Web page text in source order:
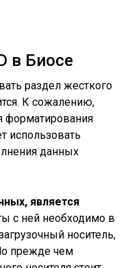
в Биосе
раздел жесткого
К сожалению,
форматирования
использовать
данных
является
с ней необходимо в
носитель,
прежде чем